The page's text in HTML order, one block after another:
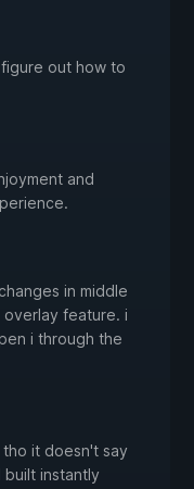
out how to
and
in middle
feature. i
i through the
it doesn't say
instantly